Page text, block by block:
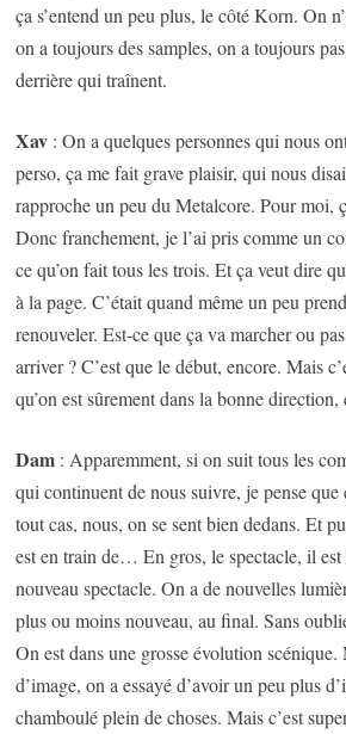
ça s’entend un peu plus, le côté Korn. On
on a toujours des samples, on a toujours
derrière qui traînent.
Xav : On a quelques personnes qui nous
perso, ça me fait grave plaisir, qui nous
rapproche un peu du Metalcore. Pour moi,
Donc franchement, je l’ai pris comme un
ce qu’on fait tous les trois. Et ça veut dire
à la page. C’était quand même un peu
renouveler. Est-ce que ça va marcher ou
arriver ? C’est que le début, encore. Mais
qu’on est sûrement dans la bonne direction,
Dam : Apparemment, si on suit tous les
qui continuent de nous suivre, je pense
tout cas, nous, on se sent bien dedans. Et
est en train de… En gros, le spectacle, il
nouveau spectacle. On a de nouvelles
plus ou moins nouveau, au final. Sans
On est dans une grosse évolution scénique.
d’image, on a essayé d’avoir un peu plus
chamboulé plein de choses. Mais c’est